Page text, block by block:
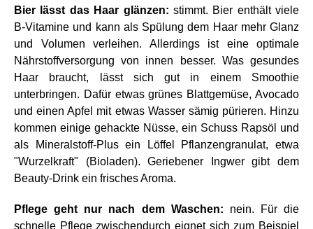
Bier lässt das Haar glänzen: stimmt. Bier enthält viele
B-Vitamine und kann als Spülung dem Haar mehr Glanz
und Volumen verleihen. Allerdings ist eine optimale
Nährstoffversorgung von innen besser. Was gesundes
Haar braucht, lässt sich gut in einem Smoothie
unterbringen. Dafür etwas grünes Blattgemüse, Avocado
und einen Apfel mit etwas Wasser sämig pürieren. Hinzu
kommen einige gehackte Nüsse, ein Schuss Rapsöl und
als Mineralstoff-Plus ein Löffel Pflanzengranulat, etwa
"Wurzelkraft" (Bioladen). Geriebener Ingwer gibt dem
Beauty-Drink ein frisches Aroma.
Pflege geht nur nach dem Waschen: nein. Für die
schnelle Pflege zwischendurch eignet sich zum Beispiel